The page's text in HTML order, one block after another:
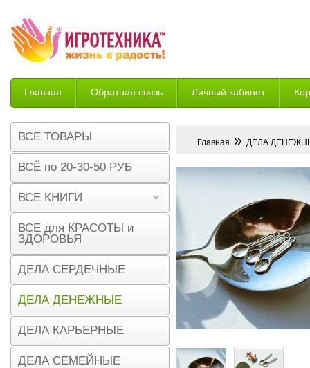
Главная Обратная связь Личный кабинет
Возврат
Главная » ДЕЛА
ВСЕ ТОВАРЫ
ВСЁ по 20-30-50 РУБ
ВСЕ КНИГИ
ВСЕ для КРАСОТЫ и
ЗДОРОВЬЯ
ДЕЛА СЕРДЕЧНЫЕ
ДЕЛА ДЕНЕЖНЫЕ
ДЕЛА КАРЬЕРНЫЕ
ДЕЛА СЕМЕЙНЫЕ